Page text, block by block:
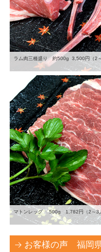
ラム肉三種盛り 約500g 3,500円（2
マトンレッグ 500g 1,782円（2～3
お客様の声 福岡